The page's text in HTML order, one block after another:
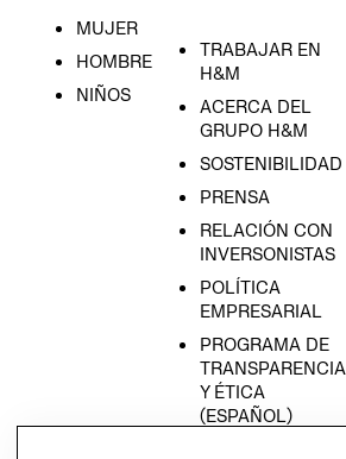
MUJER
HOMBRE
NIÑOS
TRABAJAR EN
H&M
ACERCA DEL
GRUPO H&M
SOSTENIBILIDAD
PRENSA
RELACIÓN CON
INVERSONISTAS
POLÍTICA
EMPRESARIAL
PROGRAMA DE
TRANSPARENCIA
Y ÉTICA
(ESPAÑOL)